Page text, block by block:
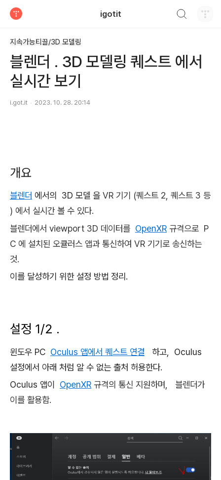
igotit
지속가능티끌/3D 모델링
블렌더 . 3D 모델링 퀘스트 에서
실시간 보기
i.got.it 2023. 10. 28. 20:14
개요
블렌더 에서의 3D 모델 을 VR 기기 (퀘스트 2, 퀘스트 3 등
) 에서 실시간 볼 수 있다.
블렌더에서 viewport 3D 데이터를 OpenXR 규격으로 P
C 에 설치된 오큘러스 앱과 통신하여 VR 기기로 송신하는
것.
이를 달성하기 위한 설정 방법 정리.
설정 1/2 .
윈도우 PC Oculus 앱에서 퀘스트 연결 하고, Oculus
설정에서 아래 처럼 알 수 없는 출처 허용한다.
Oculus 앱이 OpenXR 규격의 통신 지원하며, 블렌더가
이를 활용함.